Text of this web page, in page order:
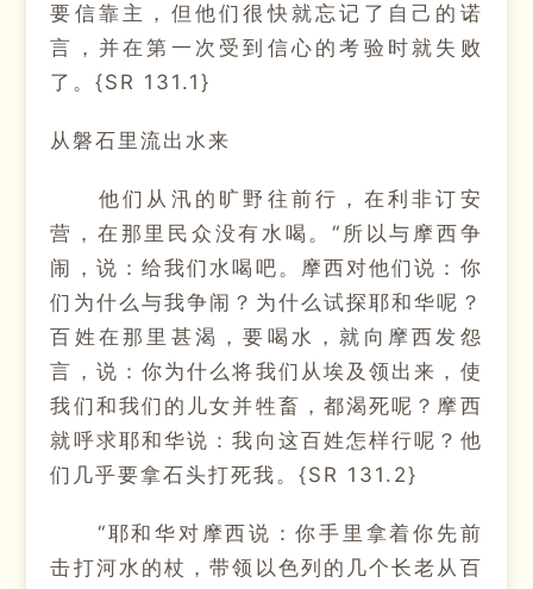
要信靠主，但他们很快就忘记了自己的诺
言，并在第一次受到信心的考验时就失败
了。{SR 131.1}
从磐石里流出水来
他们从汛的旷野往前行，在利非订安
营，在那里民众没有水喝。“所以与摩西争
闹，说：给我们水喝吧。摩西对他们说：你
们为什么与我争闹？为什么试探耶和华呢？
百姓在那里甚渴，要喝水，就向摩西发怨
言，说：你为什么将我们从埃及领出来，使
我们和我们的儿女并牲畜，都渴死呢？摩西
就呼求耶和华说：我向这百姓怎样行呢？他
们几乎要拿石头打死我。{SR 131.2}
“耶和华对摩西说：你手里拿着你先前
击打河水的杖，带领以色列的几个长老从百